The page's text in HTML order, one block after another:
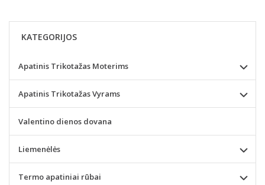
KATEGORIJOS
Apatinis Trikotažas Moterims
Apatinis Trikotažas Vyrams
Valentino dienos dovana
Liemenėlės
Termo apatiniai rūbai